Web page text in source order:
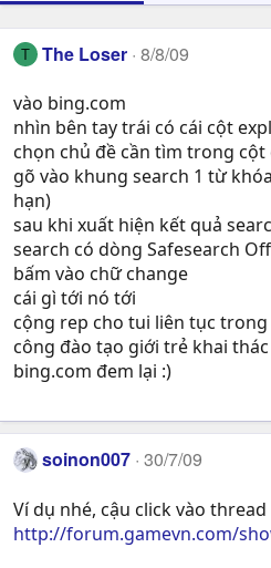
T The Loser 8/8/09
vào bing.com
nhìn bên tay trái có cái cột
chọn chủ đề cần tìm trong cột
gõ vào khung search 1 từ
hạn)
sau khi xuất hiện kết quả
search có dòng Safesearch
bấm vào chữ change
cái gì tới nó tới
cộng rep cho tui liên tục trong
công đào tạo giới trẻ khai thác
bing.com đem lại :)
soinon007 30/7/09
Ví dụ nhé, cậu click vào thread
http://forum.gamevn.com/